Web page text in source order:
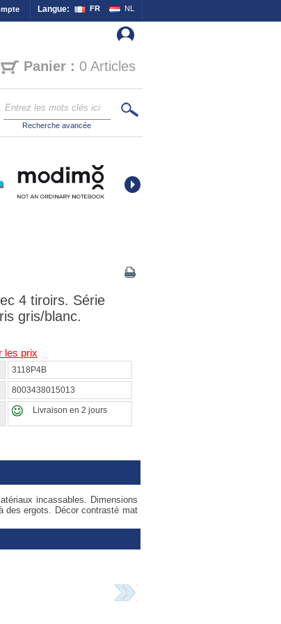
Langue: FR NL
Panier : 0 Articles
Recherche avancée
4 tiroirs. Série
gris/blanc.
les prix
3118P4B
8003438015013
Livraison en 2 jours
incassables. Dimensions
des ergots. Décor contrasté mat